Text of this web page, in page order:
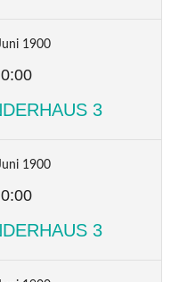
1900
0:00
3
1900
0:00
3